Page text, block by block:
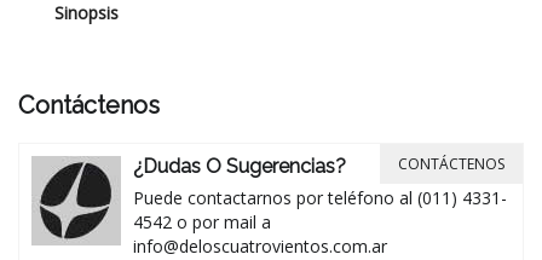
Sinopsis
Contáctenos
¿Dudas O Sugerencias?
Puede contactarnos por teléfono al (011) 4331-
4542 o por mail a
info@deloscuatrovientos.com.ar
CONTÁCTENOS